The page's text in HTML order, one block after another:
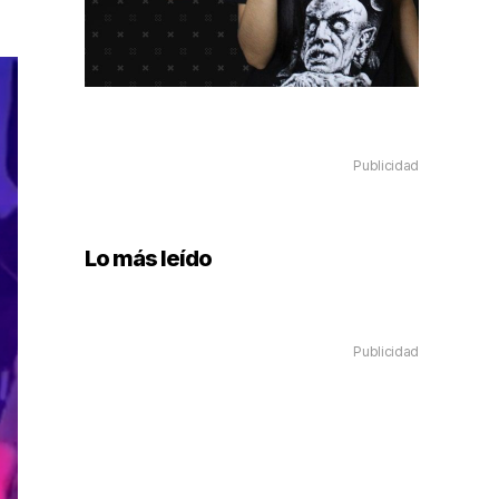
Publicidad
Lo más leído
Publicidad